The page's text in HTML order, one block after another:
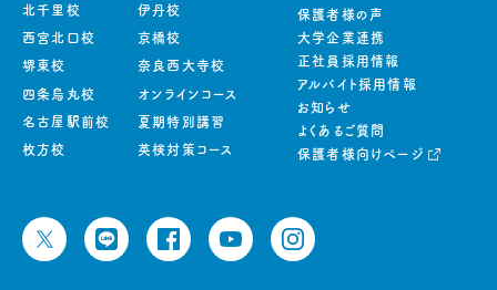
北千里校
西宮北口校
堺東校
四条烏丸校
名古屋駅前校
枚方校
伊丹校
京橋校
奈良西大寺校
オンラインコース
夏期特別講習
英検対策コース
保護者様の声
大学企業連携
正社員採用情報
アルバイト採用情報
お知らせ
よくあるご質問
保護者様向けページ